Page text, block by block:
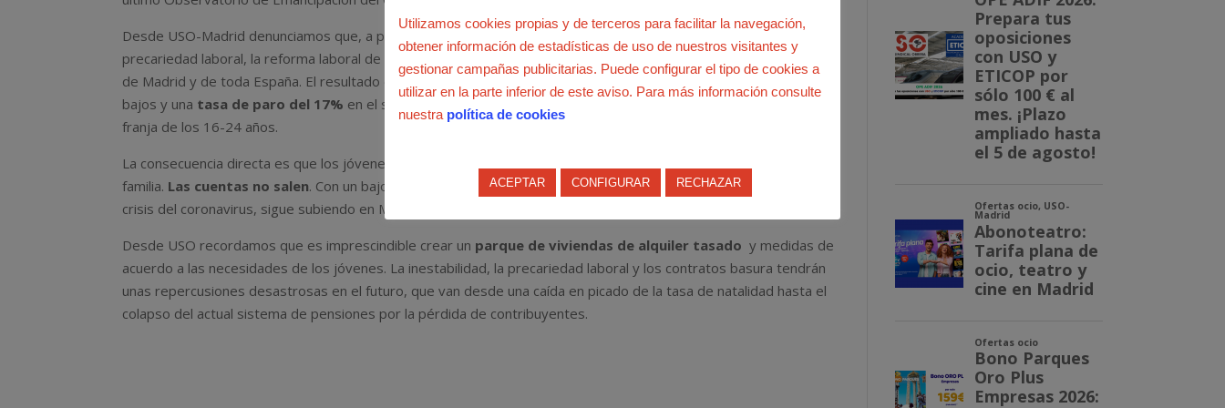
Desde USO-Madrid denunciamos que, a pesar de encontrarnos ante una de las generaciones mejor formadas, la
precariedad laboral, la reforma laboral de 2002 y los ajustes de los años siguientes han condenado a los jóvenes
de Madrid y de toda España. El resultado es que toda una generación padece empleos precarios, salarios más
bajos y una tasa de paro del 17% en el segundo semestre del año pasado que se eleva hasta el 24,3% en la
franja de los 16-24 años.
La consecuencia directa es que los jóvenes están retrasando la edad de emancipación y la edad para formar una
familia. Las cuentas no salen. Con un bajo salario es imposible afrontar el pago de un alquiler, que a pesar de la
crisis del coronavirus, sigue subiendo en Madrid, además de los suministros básicos, servicios y transporte.
Desde USO recordamos que es imprescindible crear un parque de viviendas de alquiler tasado y medidas de
acuerdo a las necesidades de los jóvenes. La inestabilidad, la precariedad laboral y los contratos basura tendrán
unas repercusiones desastrosas en el futuro, que van desde una caída en picado de la tasa de natalidad hasta el
colapso del actual sistema de pensiones por la pérdida de contribuyentes.
Utilizamos cookies propias y de terceros para facilitar la navegación,
obtener información de estadísticas de uso de nuestros visitantes y
gestionar campañas publicitarias. Puede configurar el tipo de cookies a
utilizar en la parte inferior de este aviso. Para más información consulte
nuestra política de cookies
ACEPTAR CONFIGURAR RECHAZAR